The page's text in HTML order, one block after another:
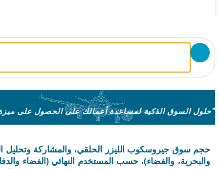
"حلول السوق الذكية لمساعدة أعمالك على الحصول على ميزة على المنافسين"
حجم سوق جيروسكوب الليزر الحلقي، والمشاركة وتحليل
والبحرية، والفضاء)، حسب المستخدم النهائي (الفضاء